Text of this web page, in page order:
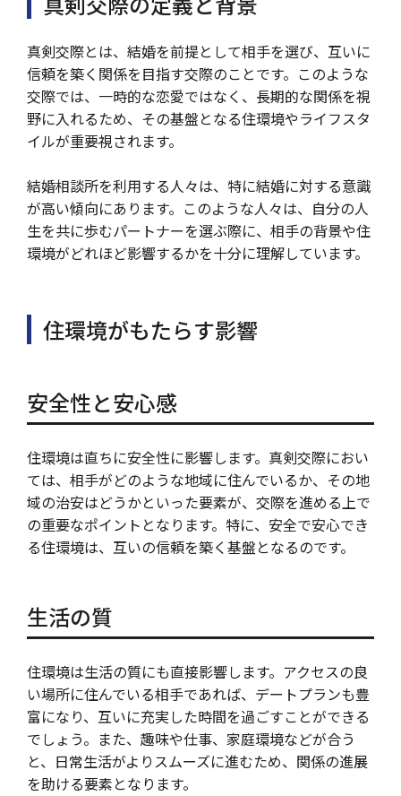
真剣交際とは、結婚を前提として相手を選び、互いに
信頼を築く関係を目指す交際のことです。このような
交際では、一時的な恋愛ではなく、長期的な関係を視
野に入れるため、その基盤となる住環境やライフスタ
イルが重要視されます。
結婚相談所を利用する人々は、特に結婚に対する意識
が高い傾向にあります。このような人々は、自分の人
生を共に歩むパートナーを選ぶ際に、相手の背景や住
環境がどれほど影響するかを十分に理解しています。
住環境がもたらす影響
安全性と安心感
住環境は直ちに安全性に影響します。真剣交際におい
ては、相手がどのような地域に住んでいるか、その地
域の治安はどうかといった要素が、交際を進める上で
の重要なポイントとなります。特に、安全で安心でき
る住環境は、互いの信頼を築く基盤となるのです。
生活の質
住環境は生活の質にも直接影響します。アクセスの良
い場所に住んでいる相手であれば、デートプランも豊
富になり、互いに充実した時間を過ごすことができる
でしょう。また、趣味や仕事、家庭環境などが合う
と、日常生活がよりスムーズに進むため、関係の進展
を助ける要素となります。